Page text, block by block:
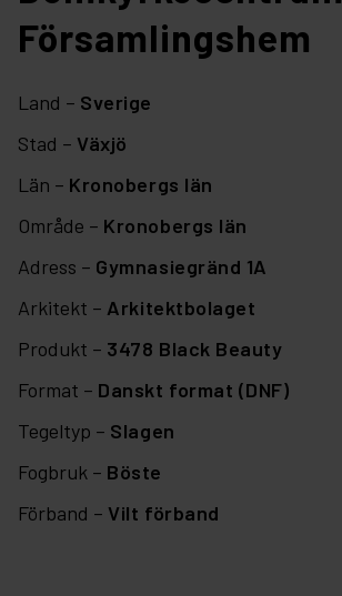
Församlingshem
Land – Sverige
Stad – Växjö
Län – Kronobergs län
Område – Kronobergs län
Adress – Gymnasiegränd 1A
Arkitekt – Arkitektbolaget
Produkt – 3478 Black Beauty
Format – Danskt format (DNF)
Tegeltyp – Slagen
Fogbruk – Böste
Förband – Vilt förband